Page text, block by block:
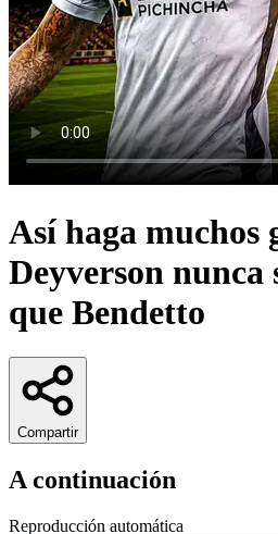
Así haga muchos
Deyverson nunca
que Bendetto
Compartir
A continuación
Reproducción automática